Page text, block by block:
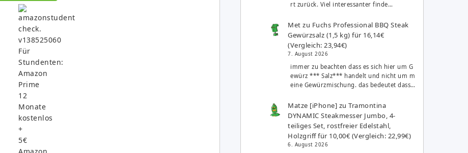
rt zurück. Viel interessanter finde…
Met zu Fuchs Professional BBQ Steak
Gewürzsalz (1,5 kg) für 16,14€
(Vergleich: 23,94€)
7. August 2026
immer zu beachten dass es sich hier um G
ewürz *** Salz*** handelt und nicht um m
eine Gewürzmischung. das bedeutet dass…
Matze [iPhone] zuTramontina
DYNAMIC Steakmesser Jumbo, 4-
teiliges Set, rostfreier Edelstahl,
Holzgriff für 10,00€ (Vergleich: 22,99€)
6. August 2026